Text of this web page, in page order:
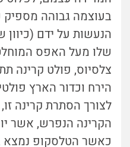
בעוצמה גבוהה מספיק
הנעשות על ידם
צלסיוס, פולט קרינה
הירח וכדור הארץ
לצורך הסתרת קרינה
הקרינה הנפרש, אשר